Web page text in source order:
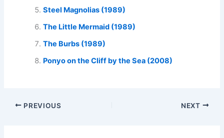
Steel Magnolias (1989)
The Little Mermaid (1989)
The Burbs (1989)
Ponyo on the Cliff by the Sea (2008)
PREVIOUS NEXT